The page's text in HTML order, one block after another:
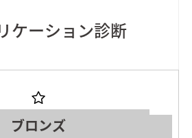
ケーション診断
ブロンズ